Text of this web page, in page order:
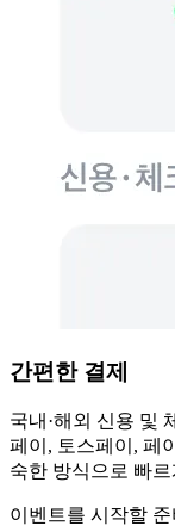
간편한 결제
국내·해외 신용 및
페이, 토스페이, 페
숙한 방식으로 빠
이벤트를 시작할